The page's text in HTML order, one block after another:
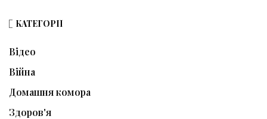
КАТЕГОРІЇ
Відео
Війна
Домашня комора
Здоров'я